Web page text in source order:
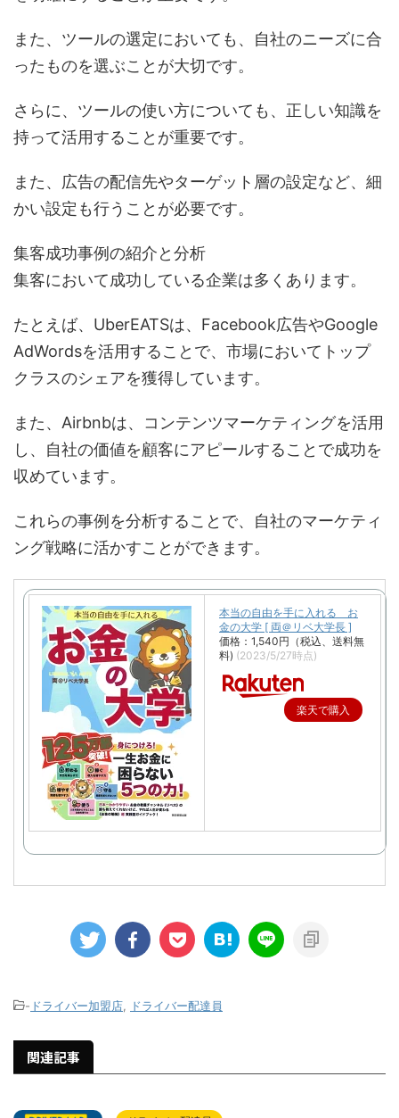
また、ツールの選定においても、自社のニーズに合
ったものを選ぶことが大切です。
さらに、ツールの使い方についても、正しい知識を
持って活用することが重要です。
また、広告の配信先やターゲット層の設定など、細
かい設定も行うことが必要です。
集客成功事例の紹介と分析
集客において成功している企業は多くあります。
たとえば、UberEATSは、Facebook広告やGoogle
AdWordsを活用することで、市場においてトップ
クラスのシェアを獲得しています。
また、Airbnbは、コンテンツマーケティングを活用
し、自社の価値を顧客にアピールすることで成功を
収めています。
これらの事例を分析することで、自社のマーケティ
ング戦略に活かすことができます。
本当の自由を手に入れる お
金の大学 [ 両＠リベ大学長 ]
価格：1,540円（税込、送料無
料) (2023/5/27時点)
楽天で購入
- ドライバー加盟店 ドライバー配達員
関連記事